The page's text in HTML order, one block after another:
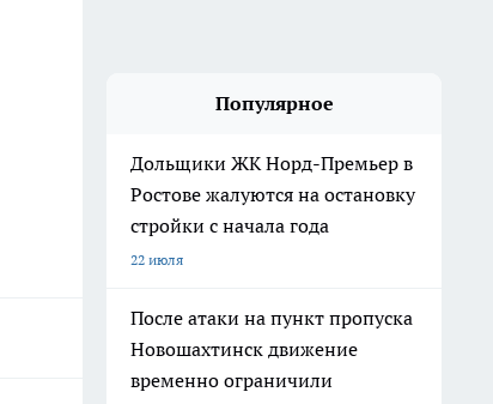
Популярное
Дольщики ЖК Норд-Премьер в
Ростове жалуются на остановку
стройки с начала года
22 июля
После атаки на пункт пропуска
Новошахтинск движение
временно ограничили